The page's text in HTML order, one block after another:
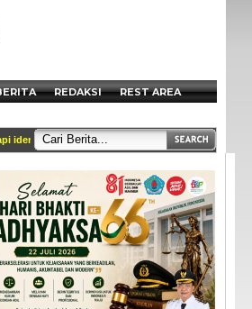
REDAKSI
REST AREA
dan tercantum di box redaksi || Akses